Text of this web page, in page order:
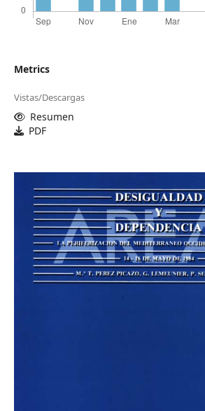
Metrics
Vistas/Descargas
Resumen
PDF